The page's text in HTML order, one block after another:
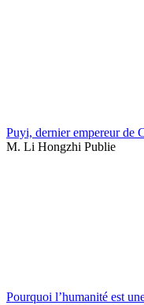
Puyi, dernier empereur de
M. Li Hongzhi Publie
Pourquoi l’humanité est